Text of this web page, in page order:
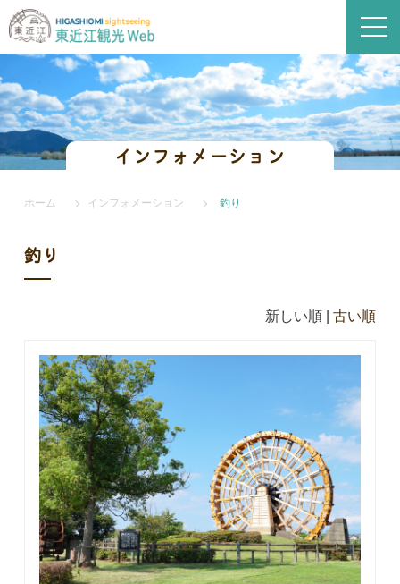
インフォメーション
ホーム インフォメーション 釣り
釣り
新しい順 |古い順